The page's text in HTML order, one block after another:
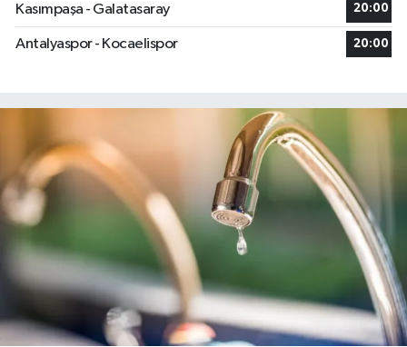
Kasımpaşa - Galatasaray 20:00
Antalyaspor - Kocaelispor 20:00